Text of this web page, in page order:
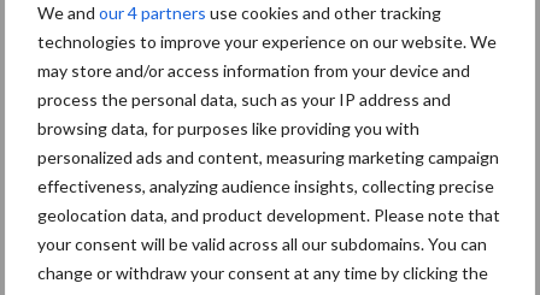
We and our 4 partners use cookies and other tracking
technologies to improve your experience on our website. We
may store and/or access information from your device and
process the personal data, such as your IP address and
browsing data, for purposes like providing you with
personalized ads and content, measuring marketing campaign
effectiveness, analyzing audience insights, collecting precise
geolocation data, and product development. Please note that
your consent will be valid across all our subdomains. You can
change or withdraw your consent at any time by clicking the
4 Août
Bovimove : une traçabilité simple,
sans faille et fiable des transports
bovins
4 Août
Mercedes-Benz Trucks présente
une gamme complète pour les
opérations sur chantiers
3 Août
Le Strator, un nouveau camion à